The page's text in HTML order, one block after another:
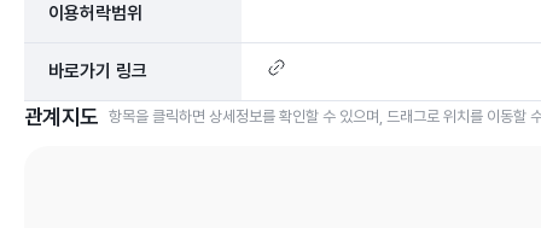
이용허락범위
바로가기 링크
관계지도 항목을 클릭하면 상세정보를 확인할 수 있으며, 드래그로 위치를 이동할